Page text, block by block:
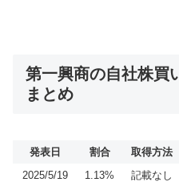
第一興商の自社株買
まとめ
発表日 割合 取得方法
2025/5/19
1.13% 記載なし